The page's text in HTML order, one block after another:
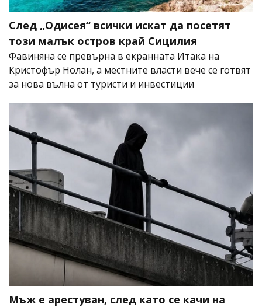
След „Одисея“ всички искат да посетят
този малък остров край Сицилия
Фавиняна се превърна в екранната Итака на
Кристофър Нолан, а местните власти вече се готвят
за нова вълна от туристи и инвестиции
Мъж е арестуван, след като се качи на